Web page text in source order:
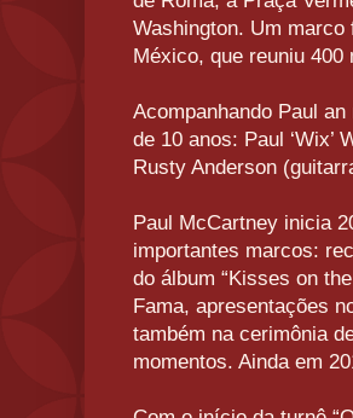
Washington. Um
México, que reuniu 400
Acompanhando Paul
de 10 anos: Paul
Rusty Anderson
Paul McCartney inicia
importantes marcos:
do álbum “Kisses on
Fama, apresentações
também na cerimônia
momentos. Ainda em